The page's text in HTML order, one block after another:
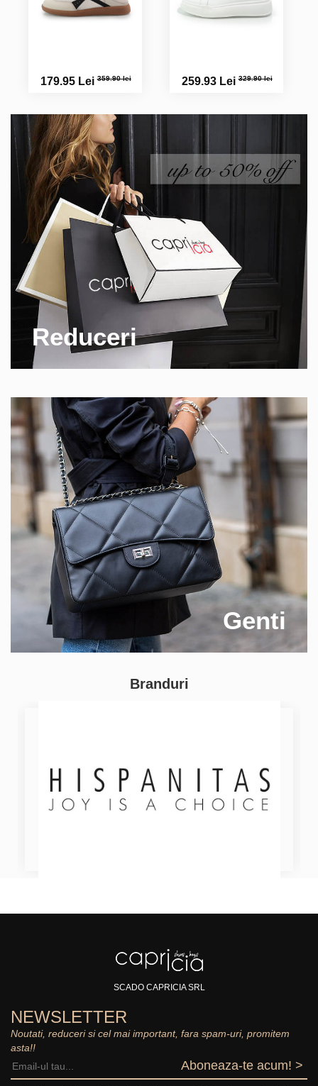
179.95 Lei359.90 lei 259.93 Lei329.90 lei
Reduceri
Genti
Branduri
SCADO CAPRICIA SRL
NEWSLETTER
Noutati, reduceri si cel mai important, fara spam-uri, promitem
asta!!
Aboneaza-te acum! >